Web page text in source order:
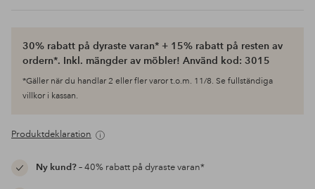
30% rabatt på dyraste varan* + 15% rabatt på resten av
ordern*. Inkl. mängder av möbler! Använd kod: 3015
*Gäller när du handlar 2 eller fler varor t.o.m. 11/8. Se fullständiga
villkor i kassan.
Produktdeklaration
Ny kund?– 40% rabatt på dyraste varan*